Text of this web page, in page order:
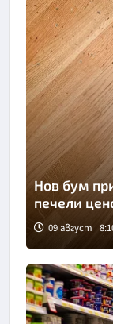
Снимка:
Нов бум
печели
09 август |